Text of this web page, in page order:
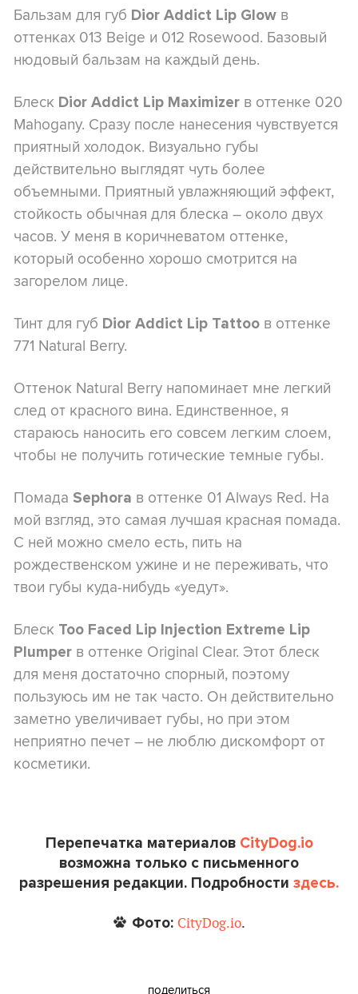
Бальзам для губ Dior Addict Lip Glow в
оттенках 013 Beige и 012 Rosewood. Базовый
нюдовый бальзам на каждый день.
Блеск Dior Addict Lip Maximizer в оттенке 020
Мahogany. Сразу после нанесения чувствуется
приятный холодок. Визуально губы
действительно выглядят чуть более
объемными. Приятный увлажняющий эффект,
стойкость обычная для блеска – около двух
часов. У меня в коричневатом оттенке,
который особенно хорошо смотрится на
загорелом лице.
Тинт для губ Dior Addict Lip Tattoo в оттенке
771 Natural Berry.
Оттенок Natural Berry напоминает мне легкий
след от красного вина. Единственное, я
стараюсь наносить его совсем легким слоем,
чтобы не получить готические темные губы.
Помада Sephora в оттенке 01 Always Red. На
мой взгляд, это самая лучшая красная помада.
С ней можно смело есть, пить на
рождественском ужине и не переживать, что
твои губы куда-нибудь «уедут».
Блеск Too Faced Lip Injection Extreme Lip
Plumper в оттенке Original Clear. Этот блеск
для меня достаточно спорный, поэтому
пользуюсь им не так часто. Он действительно
заметно увеличивает губы, но при этом
неприятно печет – не люблю дискомфорт от
косметики.
Перепечатка материалов CityDog.io
возможна только с письменного
разрешения редакции. Подробности здесь.
Фото: CityDog.io.
поделиться